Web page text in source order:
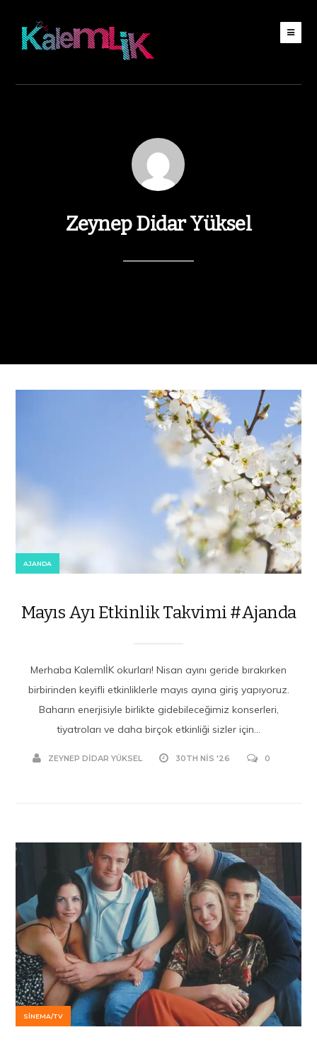
Zeynep Didar Yüksel
AJANDA
Mayıs Ayı Etkinlik Takvimi #Ajanda
Merhaba KalemlİK okurları! Nisan ayını geride bırakırken
birbirinden keyifli etkinliklerle mayıs ayına giriş yapıyoruz.
Baharın enerjisiyle birlikte gidebileceğimiz konserleri,
tiyatroları ve daha birçok etkinliği sizler için...
ZEYNEP DIDAR YÜKSEL 30TH NIS '26 0
SINEMA/TV